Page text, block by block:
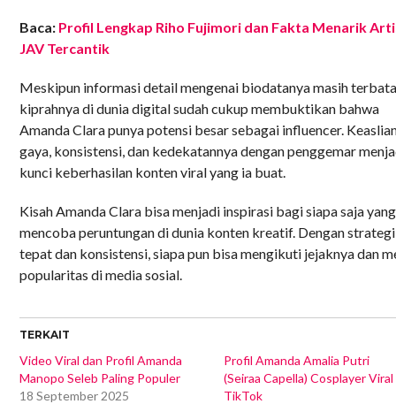
Baca: Profil Lengkap Riho Fujimori dan Fakta Menarik
JAV Tercantik
Meskipun informasi detail mengenai biodatanya masih
kiprahnya di dunia digital sudah cukup membuktikan bahwa
Amanda Clara punya potensi besar sebagai influencer.
gaya, konsistensi, dan kedekatannya dengan penggemar
kunci keberhasilan konten viral yang ia buat.
Kisah Amanda Clara bisa menjadi inspirasi bagi siapa saja
mencoba peruntungan di dunia konten kreatif. Dengan
tepat dan konsistensi, siapa pun bisa mengikuti jejaknya dan
popularitas di media sosial.
TERKAIT
Video Viral dan Profil Amanda
Manopo Seleb Paling Populer
18 September 2025
Profil Amanda Amalia Putri
(Seiraa Capella) Cosplayer Viral
TikTok